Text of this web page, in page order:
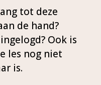
tot deze
de hand?
Ook is
les nog niet
is.